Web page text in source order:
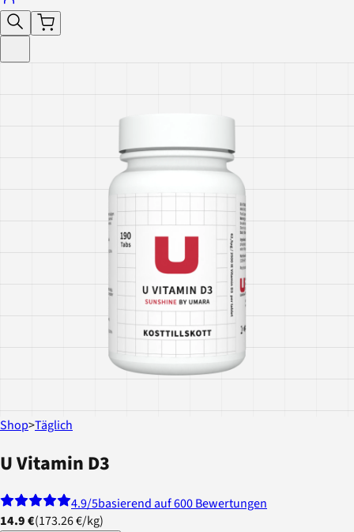
Shop>Täglich
U Vitamin D3
4.9/5basierend auf 600 Bewertungen
14.9 €(173.26 €/kg)